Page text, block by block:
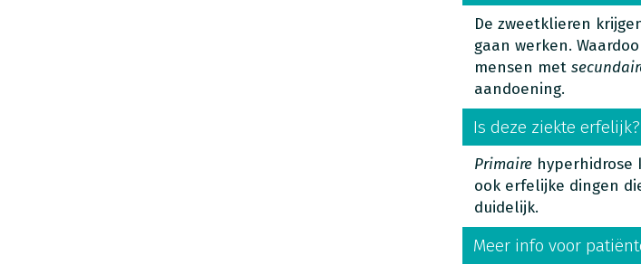
De zweetklieren
gaan werken.
mensen met
aandoening.
Is deze ziekte erfelijk?
Primairehyperhidrose
ook erfelijke dingen
duidelijk.
Meer info voor